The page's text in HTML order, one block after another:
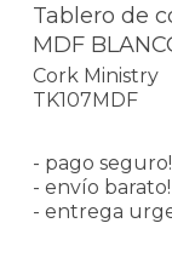
Tablero de
MDF
Cork Ministry
TK107MDF
- pago seguro!
- envío barato!
- entrega